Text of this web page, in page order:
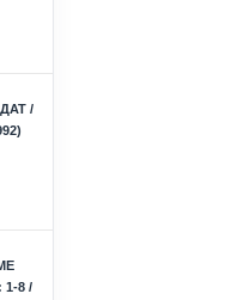
/
1-8 /